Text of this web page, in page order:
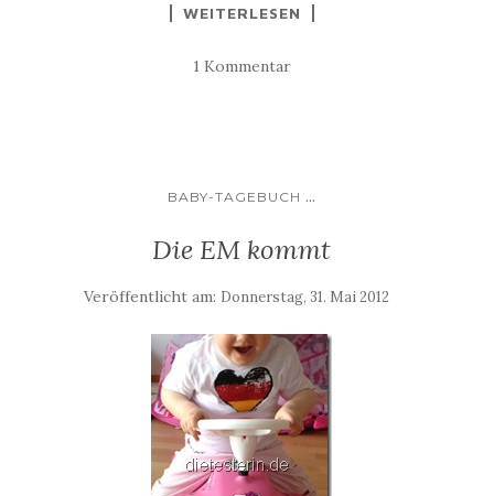
WEITERLESEN
1 Kommentar
BABY-TAGEBUCH ...
Die EM kommt
Veröffentlicht am: Donnerstag, 31. Mai 2012